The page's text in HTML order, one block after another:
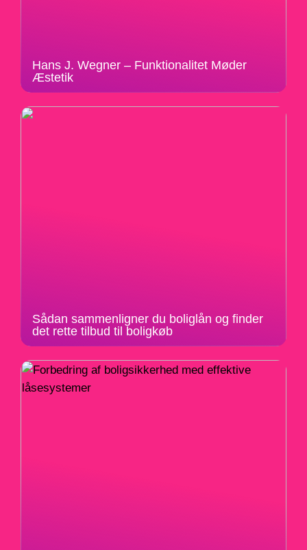
Hans J. Wegner – Funktionalitet Møder
Æstetik
Sådan sammenligner du boliglån og finder
det rette tilbud til boligkøb